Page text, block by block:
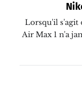
Lorsqu'il s'agit
Air Max 1 n'a
l'audace. Et la